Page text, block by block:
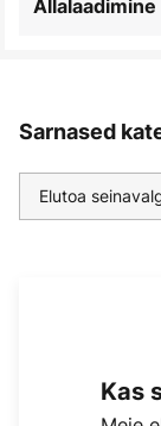
Allalaadimine
Sarnased
Elutoa
Kas